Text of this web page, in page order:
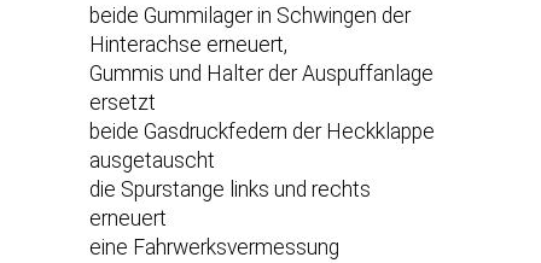
beide Gummilager in Schwingen der
Hinterachse erneuert,
Gummis und Halter der Auspuffanlage
ersetzt
beide Gasdruckfedern der Heckklappe
ausgetauscht
die Spurstange links und rechts
erneuert
eine Fahrwerksvermessung